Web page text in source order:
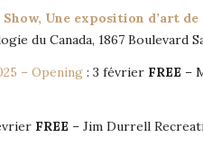
Une exposition d’art
du Canada, 1867 Boulevard
– Opening : 3 février FREE –
FREE – Jim Durrell